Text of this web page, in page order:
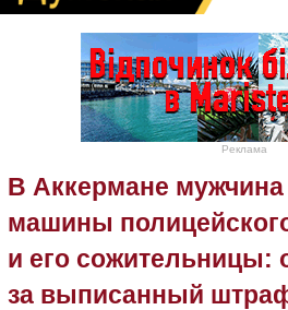
Реклама
В Аккермане мужчина
машины
и его сожительницы:
за выписанный